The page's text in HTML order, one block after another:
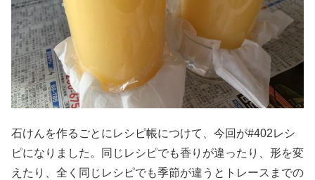
石けんを作るごとにレシピ帳につけて、今回が#402レシ
ピになりました。同じレシピでも香りが違ったり、形を変
えたり、全く同じレシピでも季節が違うとトレースまでの